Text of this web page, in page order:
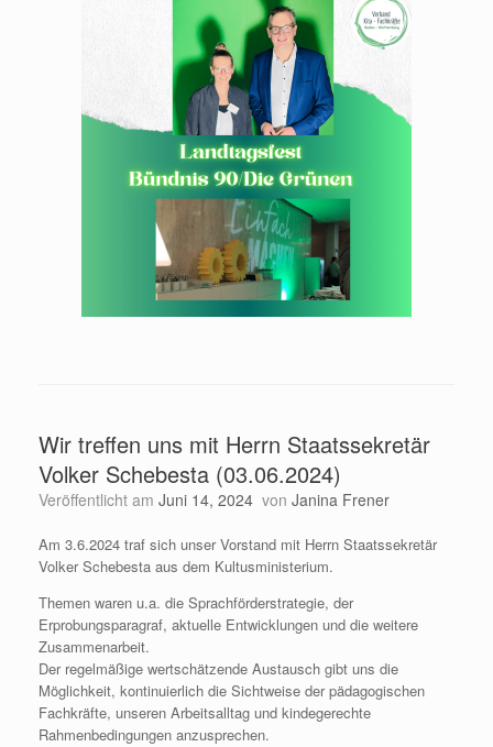
Wir treffen uns mit Herrn Staatssekretär
Volker Schebesta (03.06.2024)
Veröffentlicht am Juni 14, 2024 von Janina Frener
Am 3.6.2024 traf sich unser Vorstand mit Herrn Staatssekretär
Volker Schebesta aus dem Kultusministerium.
Themen waren u.a. die Sprachförderstrategie, der
Erprobungsparagraf, aktuelle Entwicklungen und die weitere
Zusammenarbeit.
Der regelmäßige wertschätzende Austausch gibt uns die
Möglichkeit, kontinuierlich die Sichtweise der pädagogischen
Fachkräfte, unseren Arbeitsalltag und kindegerechte
Rahmenbedingungen anzusprechen.